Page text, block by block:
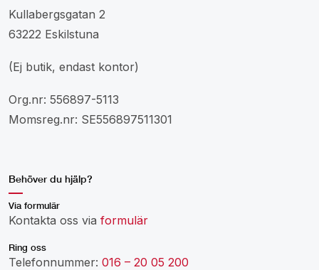
Kullabergsgatan 2
63222 Eskilstuna
(Ej butik, endast kontor)
Org.nr: 556897-5113
Momsreg.nr: SE556897511301
Behöver du hjälp?
Via formulär
Kontakta oss via formulär
Ring oss
Telefonnummer: 016 – 20 05 200